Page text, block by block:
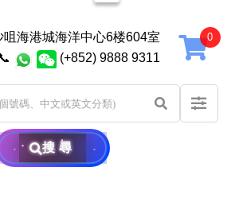
咀海港城海洋中心6楼604室
📞 (+852) 9888 9311
搜尋